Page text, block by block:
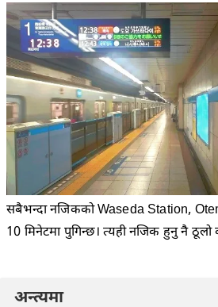
सबैभन्दा नजिकको Waseda Station,
10 मिनेटमा पुगिन्छ। त्यही नजिक हुनु नै
अन्त्यमा